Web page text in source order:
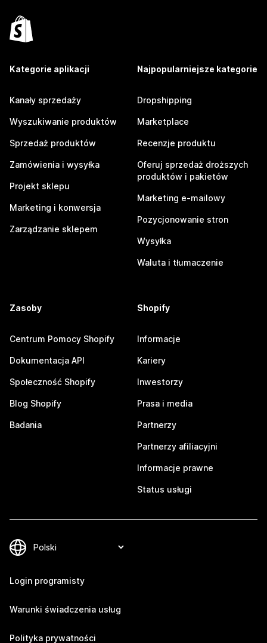
Kategorie aplikacji
Kanały sprzedaży
Wyszukiwanie produktów
Sprzedaż produktów
Zamówienia i wysyłka
Projekt sklepu
Marketing i konwersja
Zarządzanie sklepem
Najpopularniejsze kategorie
Dropshipping
Marketplace
Recenzje produktu
Oferuj sprzedaż droższych
produktów i pakietów
Marketing e-mailowy
Pozycjonowanie stron
Wysyłka
Waluta i tłumaczenie
Zasoby
Centrum Pomocy Shopify
Dokumentacja API
Społeczność Shopify
Blog Shopify
Badania
Shopify
Informacje
Kariery
Inwestorzy
Prasa i media
Partnerzy
Partnerzy afiliacyjni
Informacje prawne
Status usługi
Login programisty
Warunki świadczenia usług
Polityka prywatności